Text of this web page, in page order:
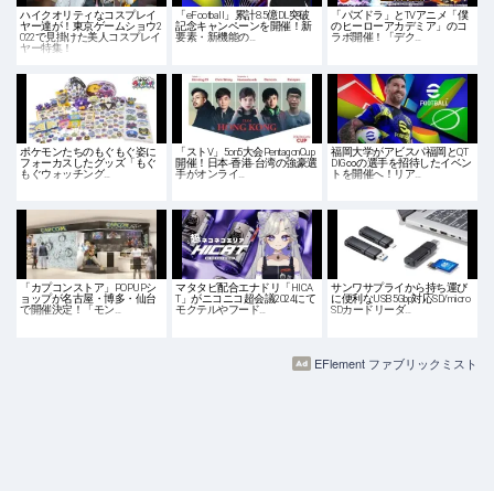
ハイクオリティなコスプレイ
ヤー達が！東京ゲームショウ2
022で見掛けた美人コスプレイ
ヤー特集！
「eFootball」累計8.5億DL突破
記念キャンペーンを開催！新
要素・新機能の…
「パズドラ」とTVアニメ「僕
のヒーローアカデミア」のコ
ラボ開催！「デク…
ポケモンたちのもぐもぐ姿に
フォーカスしたグッズ「もぐ
もぐウォッチング…
「ストV」5on5大会PentagonCup
開催！日本-香港-台湾の強豪選
手がオンライ…
福岡大学がアビスパ福岡とQT
DIG∞の選手を招待したイベン
トを開催へ！リア…
「カプコンストア」POPUPシ
ョップが名古屋・博多・仙台
で開催決定！「モン…
マタタビ配合エナドリ「HICA
T」がニコニコ超会議2024にて
モクテルやフード…
サンワサプライから持ち運び
に便利なUSB 5Gbp対応SD/micro
SDカードリーダ…
EFlement ファブリックミスト